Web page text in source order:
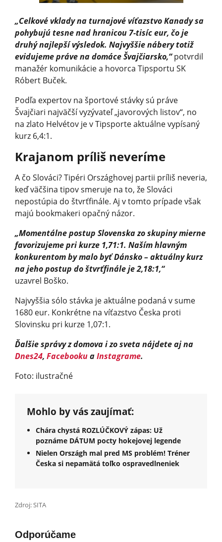
„Celkové vklady na turnajové víťazstvo Kanady sa
pohybujú tesne nad hranicou 7-tisíc eur, čo je
druhý najlepší výsledok. Najvyššie nábery totiž
evidujeme práve na domáce Švajčiarsko,“potvrdil
manažér komunikácie a hovorca Tipsportu SK
Róbert Buček.
Podľa expertov na športové stávky sú práve
Švajčiari najväčší vyzývateľ „javorových listov“, no
na zlato Helvétov je v Tipsporte aktuálne vypísaný
kurz 6,4:1.
Krajanom príliš neveríme
A čo Slováci? Tipéri Országhovej partii príliš neveria,
keď väčšina tipov smeruje na to, že Slováci
nepostúpia do štvrťfinále. Aj v tomto prípade však
majú bookmakeri opačný názor.
„Momentálne postup Slovenska zo skupiny mierne
favorizujeme pri kurze 1,71:1. Naším hlavným
konkurentom by malo byť Dánsko – aktuálny kurz
na jeho postup do štvrťfinále je 2,18:1,“
uzavrel Boško.
Najvyššia sólo stávka je aktuálne podaná v sume
1680 eur. Konkrétne na víťazstvo Česka proti
Slovinsku pri kurze 1,07:1.
Ďalšie správy z domova i zo sveta nájdete aj na
Dnes24, FacebookuaInstagrame.
Foto: ilustračné
Mohlo by vás zaujímať:
Chára chystá ROZLÚČKOVÝ zápas: Už
poznáme DÁTUM pocty hokejovej legende
Nielen Országh mal pred MS problém! Tréner
Česka si nepamätá toľko ospravedlneniek
Zdroj: SITA
Odporúčame